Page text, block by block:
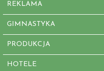
REKLAMA
GIMNASTYKA
PRODUKCJA
HOTELE